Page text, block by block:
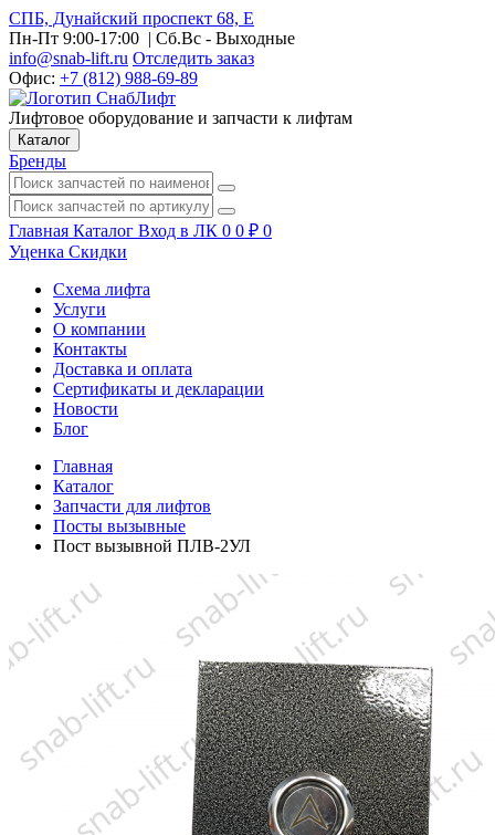
СПБ, Дунайский проспект 68, Е
Пн-Пт 9:00-17:00 | Сб.Вс - Выходные
info@snab-lift.ru Отследить заказ
Офис: +7 (812) 988-69-89
Лифтовое оборудование и запчасти к лифтам
Каталог
Бренды
Главная Каталог Вход в ЛК 0 0 ₽ 0
Уценка Скидки
Схема лифта
Услуги
О компании
Контакты
Доставка и оплата
Сертификаты и декларации
Новости
Блог
Главная
Каталог
Запчасти для лифтов
Посты вызывные
Пост вызывной ПЛВ-2УЛ